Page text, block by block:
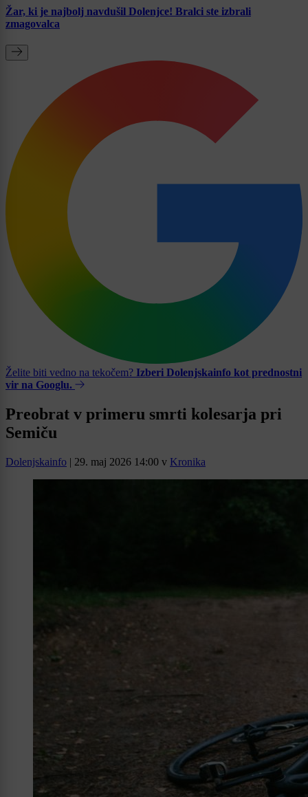
Žar, ki je najbolj navdušil Dolenjce! Bralci ste izbrali
zmagovalca
Želite biti vedno na tekočem? Izberi Dolenjskainfo kot prednostni
vir na Googlu.
Preobrat v primeru smrti kolesarja pri
Semiču
Dolenjskainfo | 29. maj 2026 14:00 v Kronika